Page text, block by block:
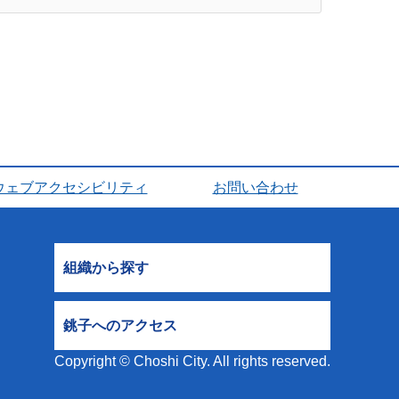
ェブアクセシビリティ お問い合わせ
組織から探す
銚子へのアクセス
Copyright © Choshi City. All rights reserved.